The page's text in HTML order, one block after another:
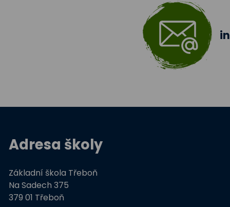
Adresa školy
Základní škola Třeboň
Na Sadech 375
379 01 Třeboň